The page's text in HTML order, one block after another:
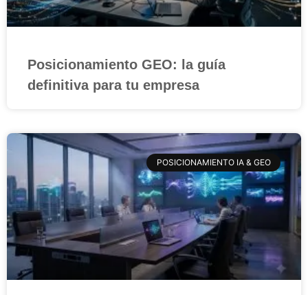
Posicionamiento GEO: la guía
definitiva para tu empresa
POSICIONAMIENTO IA & GEO